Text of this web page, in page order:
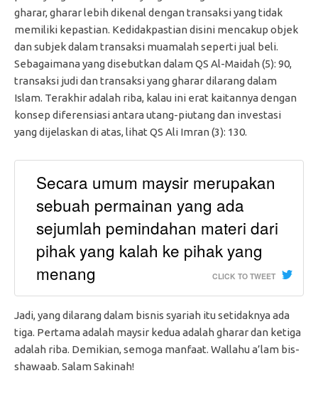
gharar, gharar lebih dikenal dengan transaksi yang tidak
memiliki kepastian. Kedidakpastian disini mencakup objek
dan subjek dalam transaksi muamalah seperti jual beli.
Sebagaimana yang disebutkan dalam QS Al-Maidah (5): 90,
transaksi judi dan transaksi yang gharar dilarang dalam
Islam. Terakhir adalah riba, kalau ini erat kaitannya dengan
konsep diferensiasi antara utang-piutang dan investasi
yang dijelaskan di atas, lihat QS Ali Imran (3): 130.
Secara umum maysir merupakan
sebuah permainan yang ada
sejumlah pemindahan materi dari
pihak yang kalah ke pihak yang
menang
CLICK TO TWEET
Jadi, yang dilarang dalam bisnis syariah itu setidaknya ada
tiga. Pertama adalah maysir kedua adalah gharar dan ketiga
adalah riba. Demikian, semoga manfaat. Wallahu a’lam bis-
shawaab. Salam Sakinah!